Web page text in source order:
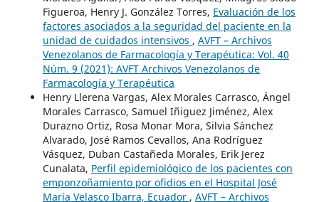
Figueroa, Henry J. González Torres, Evaluación de los
factores asociados a la seguridad del paciente en la
unidad de cuidados intensivos , AVFT – Archivos
Venezolanos de Farmacología y Terapéutica: Vol. 40
Núm. 9 (2021): AVFT Archivos Venezolanos de
Farmacología y Terapéutica
Henry Llerena Vargas, Alex Morales Carrasco, Ángel
Morales Carrasco, Samuel Iñiguez Jiménez, Alex
Durazno Ortiz, Rosa Monar Mora, Silvia Sánchez
Alvarado, José Ramos Cevallos, Ana Rodríguez
Vásquez, Duban Castañeda Morales, Erik Jerez
Cunalata, Perfil epidemiológico de los pacientes con
emponzoñamiento por ofidios en el Hospital José
María Velasco Ibarra, Ecuador , AVFT – Archivos